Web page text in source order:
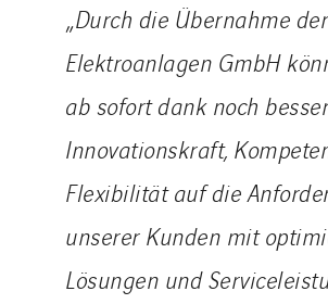
„Durch die Übernahme
Elektroanlagen GmbH
ab sofort dank noch
Innovationskraft,
Flexibilität auf die
unserer Kunden mit
Lösungen und